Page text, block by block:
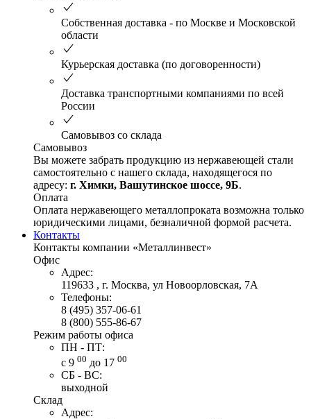
Собственная доставка - по Москве и Московской
области
Курьерская доставка (по договоренности)
Доставка транспортными компаниями по всей
России
Самовывоз со склада
Самовывоз
Вы можете забрать продукцию из нержавеющей стали
самостоятельно с нашего склада, находящегося по
адресу: г. Химки, Вашутинское шоссе, 9Б.
Оплата
Оплата нержавеющего металлопроката возможна только
юридическими лицами, безналичной формой расчета.
Контакты
Контакты компании «Металлинвест»
Офис
Адрес:
119633 , г. Москва, ул Новоорловская, 7А
Телефоны:
8 (495) 357-06-61
8 (800) 555-86-67
Режим работы офиса
ПН - ПТ:
с 9 00 до 17 00
СБ - ВС:
выходной
Склад
Адрес: